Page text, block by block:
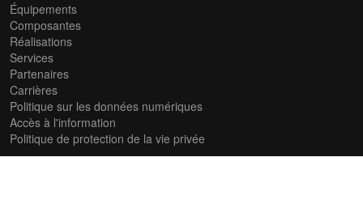
Équipements
Composantes
Réalisations
Services
Partenaires
Carrières
Politique sur les données numériques
Accès à l'information
Politique de protection de la vie privée